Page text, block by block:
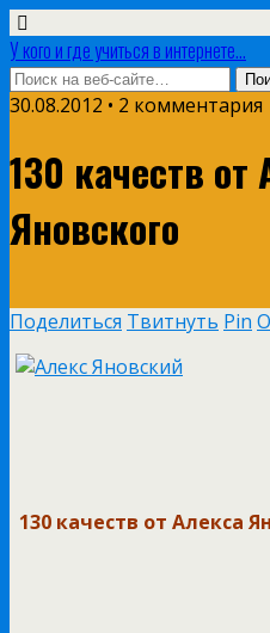
У кого и где учиться в интернете...
30.08.2012 • 2 комментария
130 качеств от
Яновского
Поделиться Твитнуть Pin
130 качеств от Алекса